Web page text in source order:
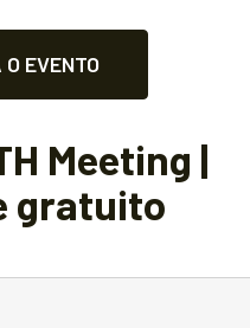
EVENTO
Meeting |
gratuito